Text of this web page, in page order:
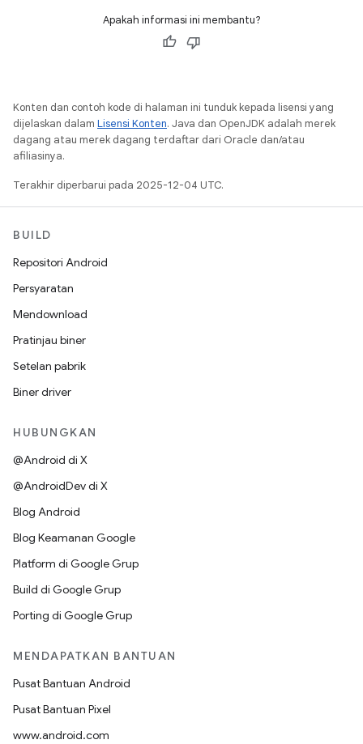
Apakah informasi ini membantu?
Konten dan contoh kode di halaman ini tunduk kepada lisensi yang
dijelaskan dalam Lisensi Konten. Java dan OpenJDK adalah merek
dagang atau merek dagang terdaftar dari Oracle dan/atau
afiliasinya.
Terakhir diperbarui pada 2025-12-04 UTC.
BUILD
Repositori Android
Persyaratan
Mendownload
Pratinjau biner
Setelan pabrik
Biner driver
HUBUNGKAN
@Android di X
@AndroidDev di X
Blog Android
Blog Keamanan Google
Platform di Google Grup
Build di Google Grup
Porting di Google Grup
MENDAPATKAN BANTUAN
Pusat Bantuan Android
Pusat Bantuan Pixel
www.android.com